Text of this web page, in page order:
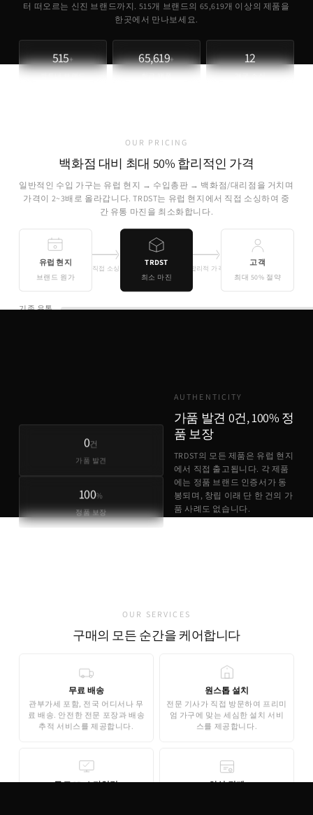
터 떠오르는 신진 브랜드까지. 515개 브랜드의 65,619개 이상의 제품을
한곳에서 만나보세요.
515+ 65,619+ 12
OUR PRICING
백화점 대비 최대 50% 합리적인 가격
일반적인 수입 가구는 유럽 현지 → 수입총판 → 백화점/대리점을 거치며
가격이 2~3배로 올라갑니다. TRDST는 유럽 현지에서 직접 소싱하여 중
간 유통 마진을 최소화합니다.
유럽 현지
브랜드 원가
직접 소싱
TRDST
최소 마진
합리적 가격
고객
최대 50% 절약
기존 유통
AUTHENTICITY
가품 발견 0건, 100% 정
품 보장
TRDST의 모든 제품은 유럽 현지
에서 직접 출고됩니다. 각 제품
에는 정품 브랜드 인증서가 동
봉되며, 창립 이래 단 한 건의 가
품 사례도 없습니다.
0건
가품 발견
100%
정품 보장
OUR SERVICES
구매의 모든 순간을 케어합니다
무료 배송
관부가세 포함, 전국 어디서나 무
료 배송. 안전한 전문 포장과 배송
추적 서비스를 제공합니다.
원스톱 설치
전문 기사가 직접 방문하여 프리미
엄 가구에 맞는 세심한 설치 서비
스를 제공합니다.
무료 3D 스타일링 안심 결제